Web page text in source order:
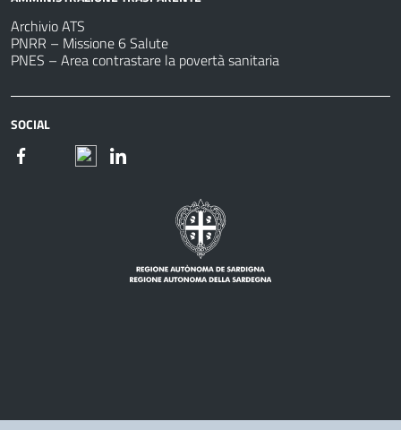
Archivio ATS
PNRR – Missione 6 Salute
PNES – Area contrastare la povertà sanitaria
SOCIAL